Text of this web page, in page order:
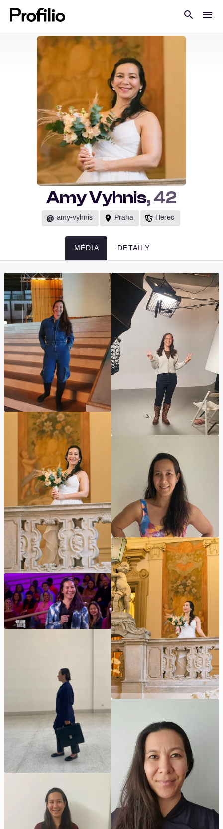
Amy Vyhnis, 42
@ amy-vyhnis Praha Herec
MÉDIA DETAILY
Média